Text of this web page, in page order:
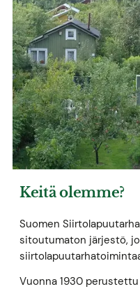
Keitä olemme?
Suomen
sitoutumaton järjestö,
Vuonna 1930